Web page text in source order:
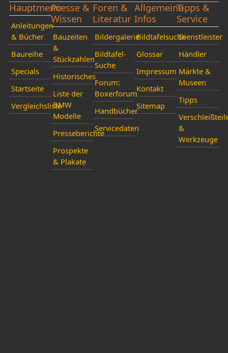
Hauptmenü
Anleitungen
& Bücher
Baureihe
Specials
Startseite
Vergleichsliste
Presse &
Wissen
Bauzeiten
&
Stückzahlen
Historisches
Liste der
BMW
Modelle
Presseberichte
Prospekte
& Plakate
Foren &
Literatur
Bildergalerie
Bildtafel-
Suche
Forum:
Boxerforum
Handbücher
Servicedaten
Allgemeine
Infos
Bildtafelsuche
Glossar
Impressum
Kontakt
Sitemap
Tipps &
Service
Dienstleister
Händler
Märkte &
Museen
Tipps
&
Werkzeuge